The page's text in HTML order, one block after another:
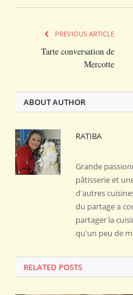
PREVIOUS ARTICLE
Tarte conversation de
Mercotte
ABOUT AUTHOR
RATIBA
Grande
pâtisserie et
d'autres
du partage a
partager la
qu'un peu de
RELATED POSTS